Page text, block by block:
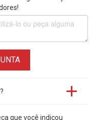
que você indicou